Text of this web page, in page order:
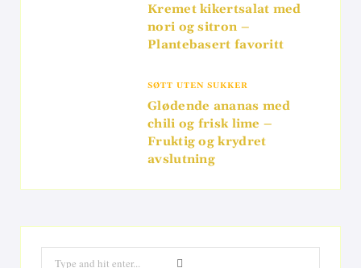
Kremet kikertsalat med
nori og sitron –
Plantebasert favoritt
SØTT UTEN SUKKER
Glødende ananas med
chili og frisk lime –
Fruktig og krydret
avslutning